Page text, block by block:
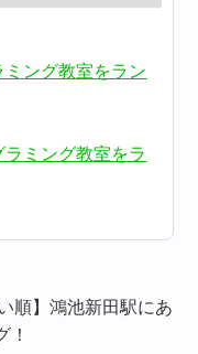
ミング教室をラン
ラミング教室をラ
い順】鴻池新田駅にあ
！